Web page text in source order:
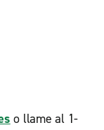
o llame al 1-